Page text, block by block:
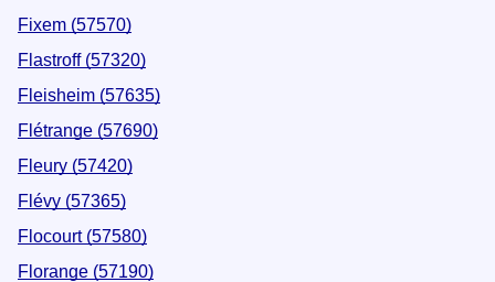
Fixem (57570)
Flastroff (57320)
Fleisheim (57635)
Flétrange (57690)
Fleury (57420)
Flévy (57365)
Flocourt (57580)
Florange (57190)